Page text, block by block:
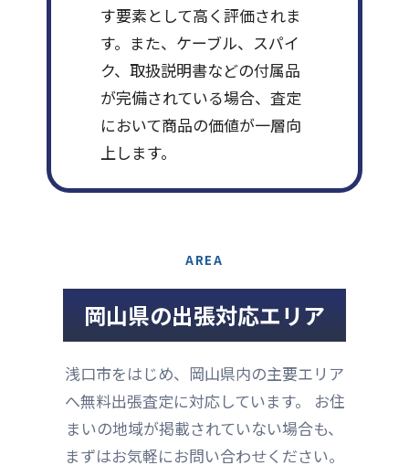
す要素として高く評価されま
す。また、ケーブル、スパイ
ク、取扱説明書などの付属品
が完備されている場合、査定
において商品の価値が一層向
上します。
AREA
岡山県の出張対応エリア
浅口市をはじめ、岡山県内の主要エリア
へ無料出張査定に対応しています。 お住
まいの地域が掲載されていない場合も、
まずはお気軽にお問い合わせください。